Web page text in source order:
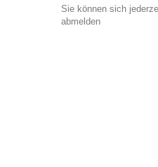
Sie können sich
abmelden